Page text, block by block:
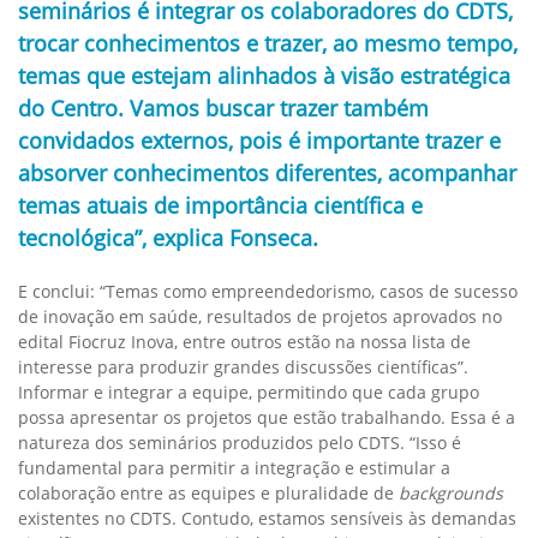
seminários é integrar os colaboradores do CDTS,
trocar conhecimentos e trazer, ao mesmo tempo,
temas que estejam alinhados à visão estratégica
do Centro. Vamos buscar trazer também
convidados externos, pois é importante trazer e
absorver conhecimentos diferentes, acompanhar
temas atuais de importância científica e
tecnológica”, explica Fonseca.
E conclui: “Temas como empreendedorismo, casos de sucesso
de inovação em saúde, resultados de projetos aprovados no
edital Fiocruz Inova, entre outros estão na nossa lista de
interesse para produzir grandes discussões científicas”.
Informar e integrar a equipe, permitindo que cada grupo
possa apresentar os projetos que estão trabalhando. Essa é a
natureza dos seminários produzidos pelo CDTS. “Isso é
fundamental para permitir a integração e estimular a
colaboração entre as equipes e pluralidade de backgrounds
existentes no CDTS. Contudo, estamos sensíveis às demandas